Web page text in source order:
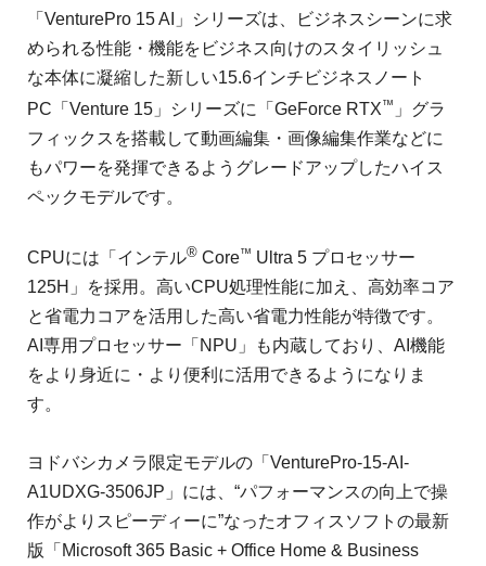
「VenturePro 15 AI」シリーズは、ビジネスシーンに求
められる性能・機能をビジネス向けのスタイリッシュ
な本体に凝縮した新しい15.6インチビジネスノート
PC「Venture 15」シリーズに「GeForce RTX™ 」グラ
フィックスを搭載して動画編集・画像編集作業などに
もパワーを発揮できるようグレードアップしたハイス
ペックモデルです。
CPUには「インテル® Core™ Ultra 5 プロセッサー
125H」を採用。高いCPU処理性能に加え、高効率コア
と省電力コアを活用した高い省電力性能が特徴です。
AI専用プロセッサー「NPU」も内蔵しており、AI機能
をより身近に・より便利に活用できるようになりま
す。
ヨドバシカメラ限定モデルの「VenturePro-15-AI-
A1UDXG-3506JP」には、“パフォーマンスの向上で操
作がよりスピーディーに”なったオフィスソフトの最新
版「Microsoft 365 Basic + Office Home & Business